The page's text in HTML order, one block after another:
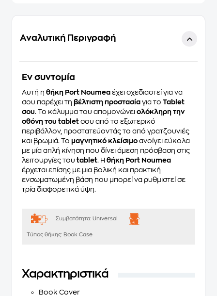
Αναλυτική Περιγραφή
Eν συντομία
Αυτή η θήκη Port Noumea έχει σχεδιαστεί για να
σου παρέχει τη βέλτιστη προστασία για το Tablet
σου. Το κάλυμμα του απομονώνει ολόκληρη την
οθόνη του tablet σου από το εξωτερικό
περιβάλλον, προστατεύοντάς το από γρατζουνιές
και βρωμιά. Το μαγνητικό κλείσιμο ανοίγει εύκολα
με μία απλή κίνηση που δίνει άμεση πρόσβαση στις
λειτουργίες του tablet. Η θήκη Port Noumea
έρχεται επίσης με μια βολική και πρακτική
ενσωματωμένη βάση που μπορεί να ρυθμιστεί σε
τρία διαφορετικά ύψη.
Συμβατότητα: Universal
Τύπος θήκης: Book Case
Χαρακτηριστικά
Book Cover